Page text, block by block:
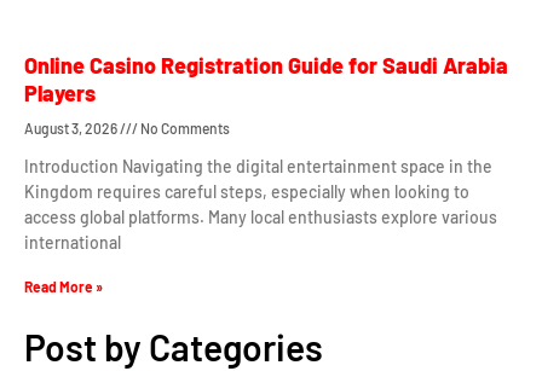
Online Casino Registration Guide for Saudi Arabia
Players
August 3, 2026 No Comments
Introduction Navigating the digital entertainment space in the
Kingdom requires careful steps, especially when looking to
access global platforms. Many local enthusiasts explore various
international
Read More »
Post by Categories